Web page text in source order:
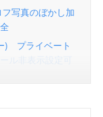
写真のぼかし加
) プライベート
ル非表示設定可